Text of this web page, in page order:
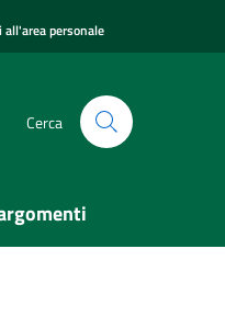
all'area personale
Cerca